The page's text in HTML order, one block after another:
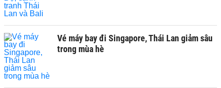
Vé máy bay đi Singapore, Thái Lan giảm sâu
trong mùa hè